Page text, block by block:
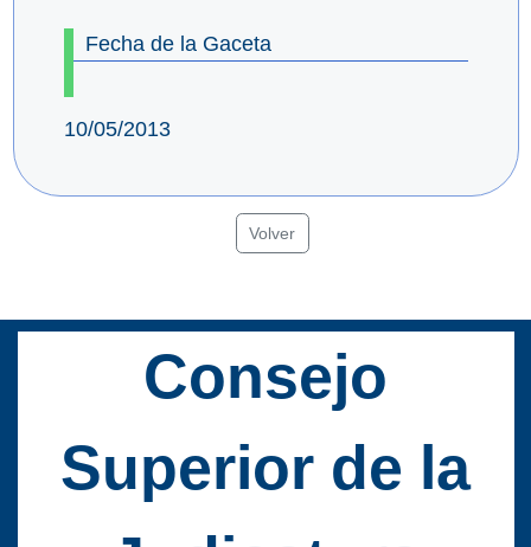
Fecha de la Gaceta
10/05/2013
Volver
Consejo
Superior de la